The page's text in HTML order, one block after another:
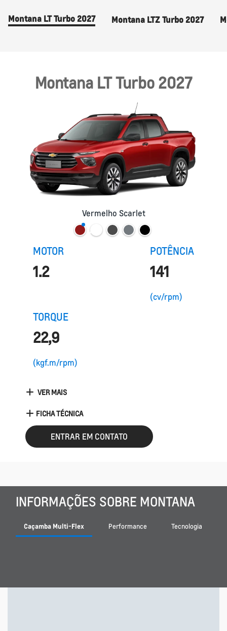
Montana LT Turbo 2027 Montana LTZ Turbo 2027
Montana LT Turbo 2027
Vermelho Scarlet
MOTOR
1.2
POTÊNCIA
141
(cv/rpm)
TORQUE
22,9
(kgf.m/rpm)
VER MAIS
FICHA TÉCNICA
ENTRAR EM CONTATO
INFORMAÇÕES SOBRE MONTANA
Caçamba Multi-Flex Performance Tecnologia